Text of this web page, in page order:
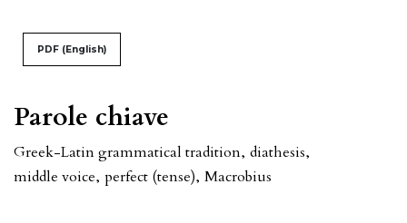
Parole chiave
Greek-Latin grammatical tradition, diathesis,
middle voice, perfect (tense), Macrobius
PDF (English)